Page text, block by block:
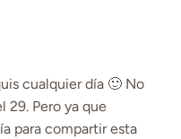
cualquier día 🙂 No
29. Pero ya que
para compartir esta